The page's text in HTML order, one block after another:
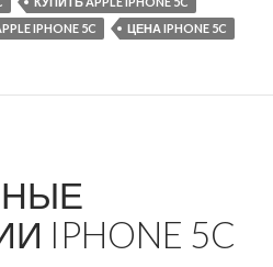
IPHONE 5C ЦЕНА IPHONE 5C
IPHONE 5C